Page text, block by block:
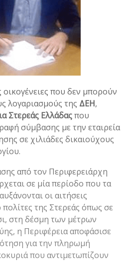
που δεν μπορούν
λογαριασμούς της ΔΕΗ,
Στερεάς Ελλάδαςπου
σύμβασης με την εταιρεία
σε χιλιάδες δικαιούχους
από τον Περιφερειάρχη
σε μία περίοδο που τα
οι αιτήσεις
της Στερεάς όπως σε
στη δέσμη των μέτρων
η Περιφέρεια αποφάσισε
για την πληρωμή
που αντιμετωπίζουν